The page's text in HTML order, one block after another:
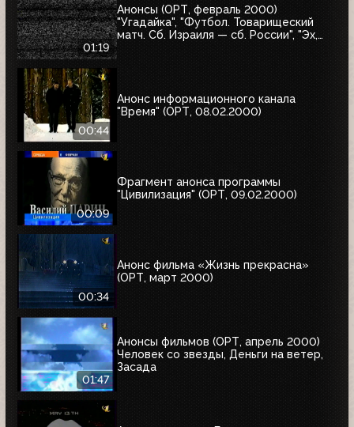
01:19
Анонсы (ОРТ, февраль 2000)
"Угадайка", "Футбол. Товарищеский
матч. Сб. Израиля — сб. России", "Эх,
00:44
Анонс информационного канала
"Время" (ОРТ, 08.02.2000)
00:09
Фрагмент анонса программы
"Цивилизация" (ОРТ, 09.02.2000)
00:34
Анонс фильма «Жизнь прекрасна»
(ОРТ, март 2000)
01:47
Анонсы фильмов (ОРТ, апрель 2000)
Человек со звезды, Деньги на ветер,
Засада